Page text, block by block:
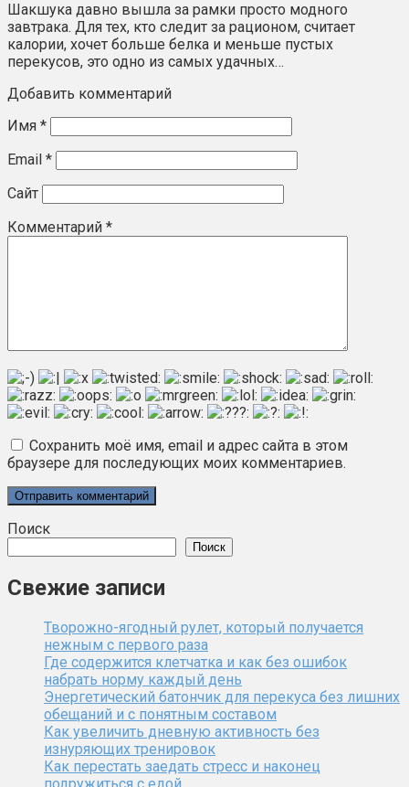
Шакшука давно вышла за рамки просто модного
завтрака. Для тех, кто следит за рационом, считает
калории, хочет больше белка и меньше пустых
перекусов, это одно из самых удачных…
Добавить комментарий
Имя *
Email *
Сайт
Комментарий *
Сохранить моё имя, email и адрес сайта в этом
браузере для последующих моих комментариев.
Поиск
Поиск
Свежие записи
Творожно-ягодный рулет, который получается
нежным с первого раза
Где содержится клетчатка и как без ошибок
набрать норму каждый день
Энергетический батончик для перекуса без лишних
обещаний и с понятным составом
Как увеличить дневную активность без
изнуряющих тренировок
Как перестать заедать стресс и наконец